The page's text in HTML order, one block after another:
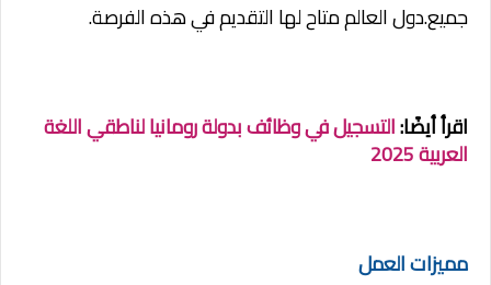
جميع.دول العالم متاح لها التقديم في هذه الفرصة.
اقرأ أيضًا:التسجيل في وظائف بدولة رومانيا لناطقي اللغة
العربية 2025
مميزات العمل